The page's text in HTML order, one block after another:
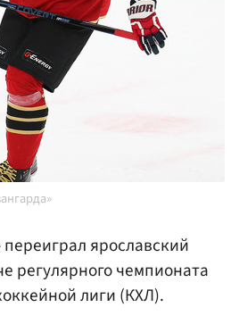
ярославский
регулярного чемпионата
лиги (КХЛ).